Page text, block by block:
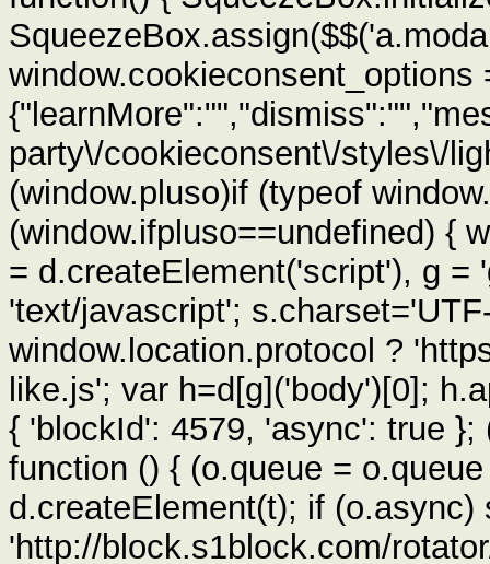
window.cookieconsent_options
party\/cookieconsent\/styles\/
(window.pluso)if (typeof
(window.ifpluso==undefined) {
= d.createElement('script'), g =
'text/javascript';
window.location.protocol ?
like.js'; var h=d[g]('body')[0];
{ 'blockId': 4579, 'async': true
function () { (o.queue =
d.createElement(t); if
'http://block.s1block.com/